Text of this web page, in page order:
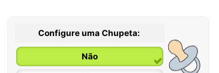
Configure uma Chupeta:
Não